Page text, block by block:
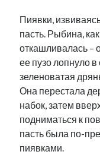
Пиявки,
пасть. Рыбина,
откашливалась –
ее пузо лопнуло в
зеленоватая
Она перестала
набок, затем
подниматься к
пасть была по-
пиявками.